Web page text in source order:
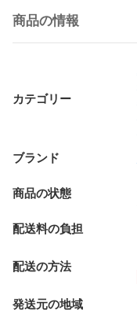
商品の情報
カテゴリー
ブランド
商品の状態
配送料の負担
配送の方法
発送元の地域